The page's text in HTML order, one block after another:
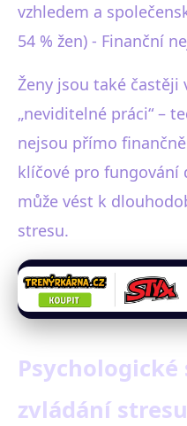
vzhledem a
54 % žen) - Finanční
Ženy jsou také častěji
„neviditelné práci“ –
nejsou přímo
klíčové pro fungování
může vést k
stresu.
zvládání